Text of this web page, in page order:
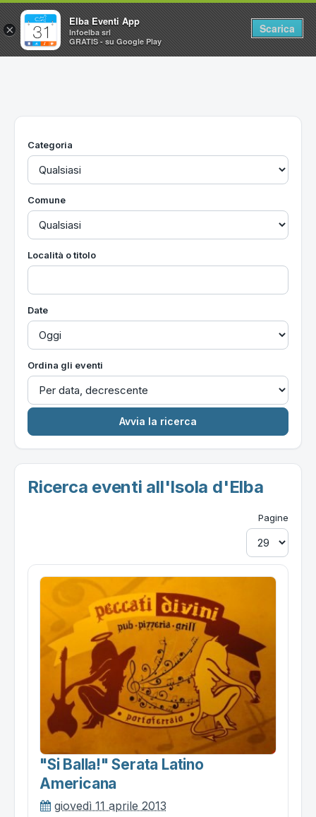
Home
Utilità
Categoria
Comune
Località o titolo
Date
Ordina gli eventi
Ricerca eventi all'Isola d'Elba
Pagine
"si Balla!" Serata Latino
Americana
giovedì 11 aprile 2013
×
Elba Eventi App
Infoelba srl
GRATIS - su Google Play
Scarica